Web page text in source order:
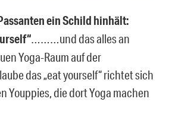
ein Schild hinhält:
………und das alles an
Yoga-Raum auf der
das „eat yourself“ richtet sich
Youppies, die dort Yoga machen